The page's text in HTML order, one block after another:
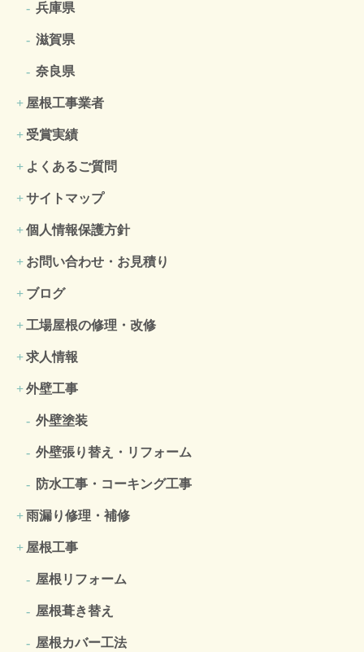
兵庫県
滋賀県
奈良県
屋根工事業者
受賞実績
よくあるご質問
サイトマップ
個人情報保護方針
お問い合わせ・お見積り
ブログ
工場屋根の修理・改修
求人情報
外壁工事
外壁塗装
外壁張り替え・リフォーム
防水工事・コーキング工事
雨漏り修理・補修
屋根工事
屋根リフォーム
屋根葺き替え
屋根カバー工法